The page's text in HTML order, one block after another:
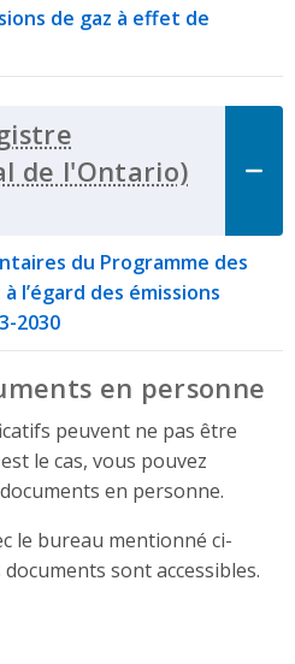
de gaz à effet de
du Programme des
l’égard des émissions
2030
en personne
peuvent ne pas être
le cas, vous pouvez
en personne.
le bureau mentionné ci-
sont accessibles.